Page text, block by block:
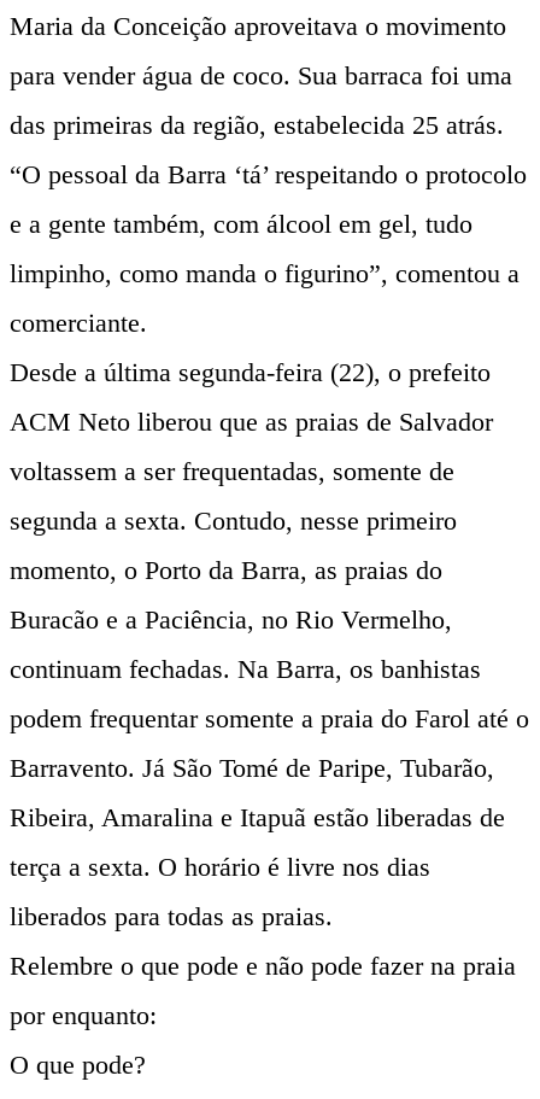
Maria da Conceição aproveitava o movimento
para vender água de coco. Sua barraca foi uma
das primeiras da região, estabelecida 25 atrás.
“O pessoal da Barra ‘tá’ respeitando o protocolo
e a gente também, com álcool em gel, tudo
limpinho, como manda o figurino”, comentou a
comerciante.
Desde a última segunda-feira (22), o prefeito
ACM Neto liberou que as praias de Salvador
voltassem a ser frequentadas, somente de
segunda a sexta. Contudo, nesse primeiro
momento, o Porto da Barra, as praias do
Buracão e a Paciência, no Rio Vermelho,
continuam fechadas. Na Barra, os banhistas
podem frequentar somente a praia do Farol até o
Barravento. Já São Tomé de Paripe, Tubarão,
Ribeira, Amaralina e Itapuã estão liberadas de
terça a sexta. O horário é livre nos dias
liberados para todas as praias.
Relembre o que pode e não pode fazer na praia
por enquanto:
O que pode?